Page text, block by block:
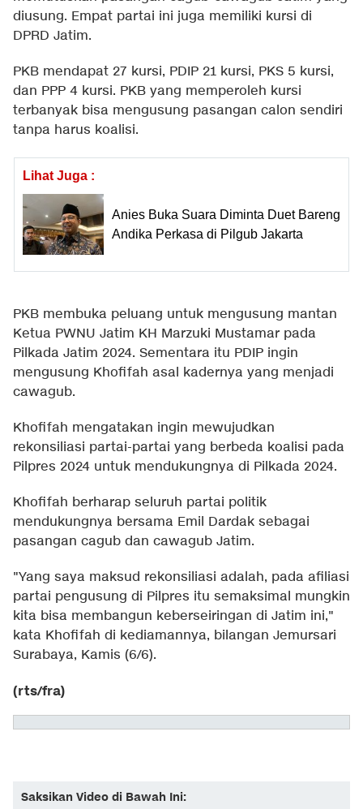
diusung. Empat partai ini juga memiliki kursi di
DPRD Jatim.
PKB mendapat 27 kursi, PDIP 21 kursi, PKS 5 kursi,
dan PPP 4 kursi. PKB yang memperoleh kursi
terbanyak bisa mengusung pasangan calon sendiri
tanpa harus koalisi.
Lihat Juga :
Anies Buka Suara Diminta Duet Bareng
Andika Perkasa di Pilgub Jakarta
PKB membuka peluang untuk mengusung mantan
Ketua PWNU Jatim KH Marzuki Mustamar pada
Pilkada Jatim 2024. Sementara itu PDIP ingin
mengusung Khofifah asal kadernya yang menjadi
cawagub.
Khofifah mengatakan ingin mewujudkan
rekonsiliasi partai-partai yang berbeda koalisi pada
Pilpres 2024 untuk mendukungnya di Pilkada 2024.
Khofifah berharap seluruh partai politik
mendukungnya bersama Emil Dardak sebagai
pasangan cagub dan cawagub Jatim.
"Yang saya maksud rekonsiliasi adalah, pada afiliasi
partai pengusung di Pilpres itu semaksimal mungkin
kita bisa membangun keberseiringan di Jatim ini,"
kata Khofifah di kediamannya, bilangan Jemursari
Surabaya, Kamis (6/6).
(rts/fra)
Saksikan Video di Bawah Ini: